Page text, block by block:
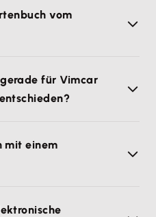
vom
für Vimcar
mit einem